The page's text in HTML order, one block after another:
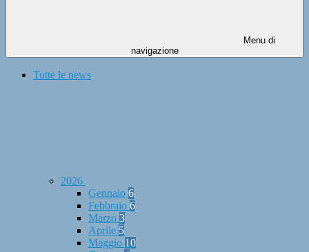
Menu di
navigazione
Tutte le news
2026
Gennaio 6
Febbraio 6
Marzo 3
Aprile 5
Maggio 10